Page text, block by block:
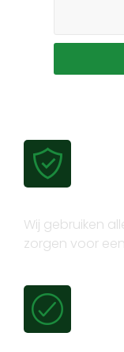
Wij gebruiken
zorgen voor